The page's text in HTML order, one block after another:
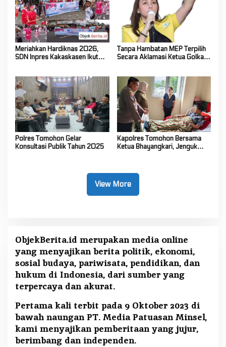
Meriahkan Hardiknas 2026,
SDN Inpres Kakaskasen Ikut
Tanpa Hambatan MEP Terpilih
Secara Aklamasi Ketua Golkar
Polres Tomohon Gelar
Konsultasi Publik Tahun 2025
Kapolres Tomohon Bersama
Ketua Bhayangkari, Jenguk
View More
ObjekBerita.id merupakan media online
yang menyajikan berita politik, ekonomi,
sosial budaya, pariwisata, pendidikan, dan
hukum di Indonesia, dari sumber yang
terpercaya dan akurat.
Pertama kali terbit pada 9 Oktober 2023 di
bawah naungan PT. Media Patuasan Minsel,
kami menyajikan pemberitaan yang jujur,
berimbang dan independen.